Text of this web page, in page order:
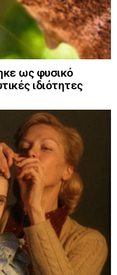
ως φυσικό
ιδιότητες